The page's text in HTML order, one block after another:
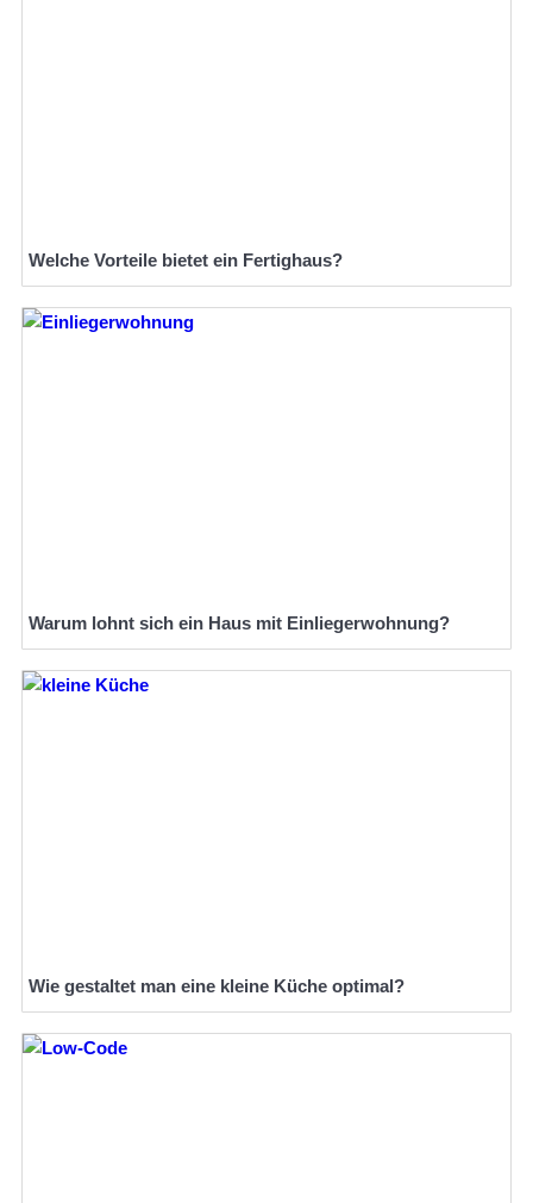
Welche Vorteile bietet ein Fertighaus?
Warum lohnt sich ein Haus mit Einliegerwohnung?
Wie gestaltet man eine kleine Küche optimal?